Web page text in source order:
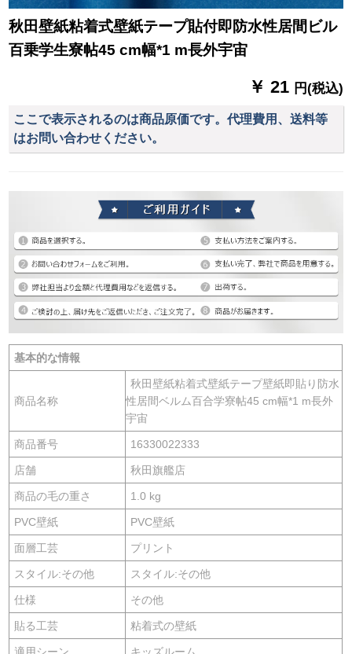
秋田壁紙粘着式壁紙テープ貼付即防水性居間ビル
百乗学生寮帖45 cm幅*1 m長外宇宙
￥ 21 円(税込)
ここで表示されるのは商品原価です。代理費用、送料等
はお問い合わせください。
基本的な情報
商品名称
秋田壁紙粘着式壁紙テープ壁紙即貼り防水
性居間ベルム百合学寮帖45 cm幅*1 m長外
宇宙
商品番号 16330022333
店舗 秋田旗艦店
商品の毛の重さ 1.0 kg
PVC壁紙 PVC壁紙
面層工芸 プリント
スタイル:その他 スタイル:その他
仕様 その他
貼る工芸 粘着式の壁紙